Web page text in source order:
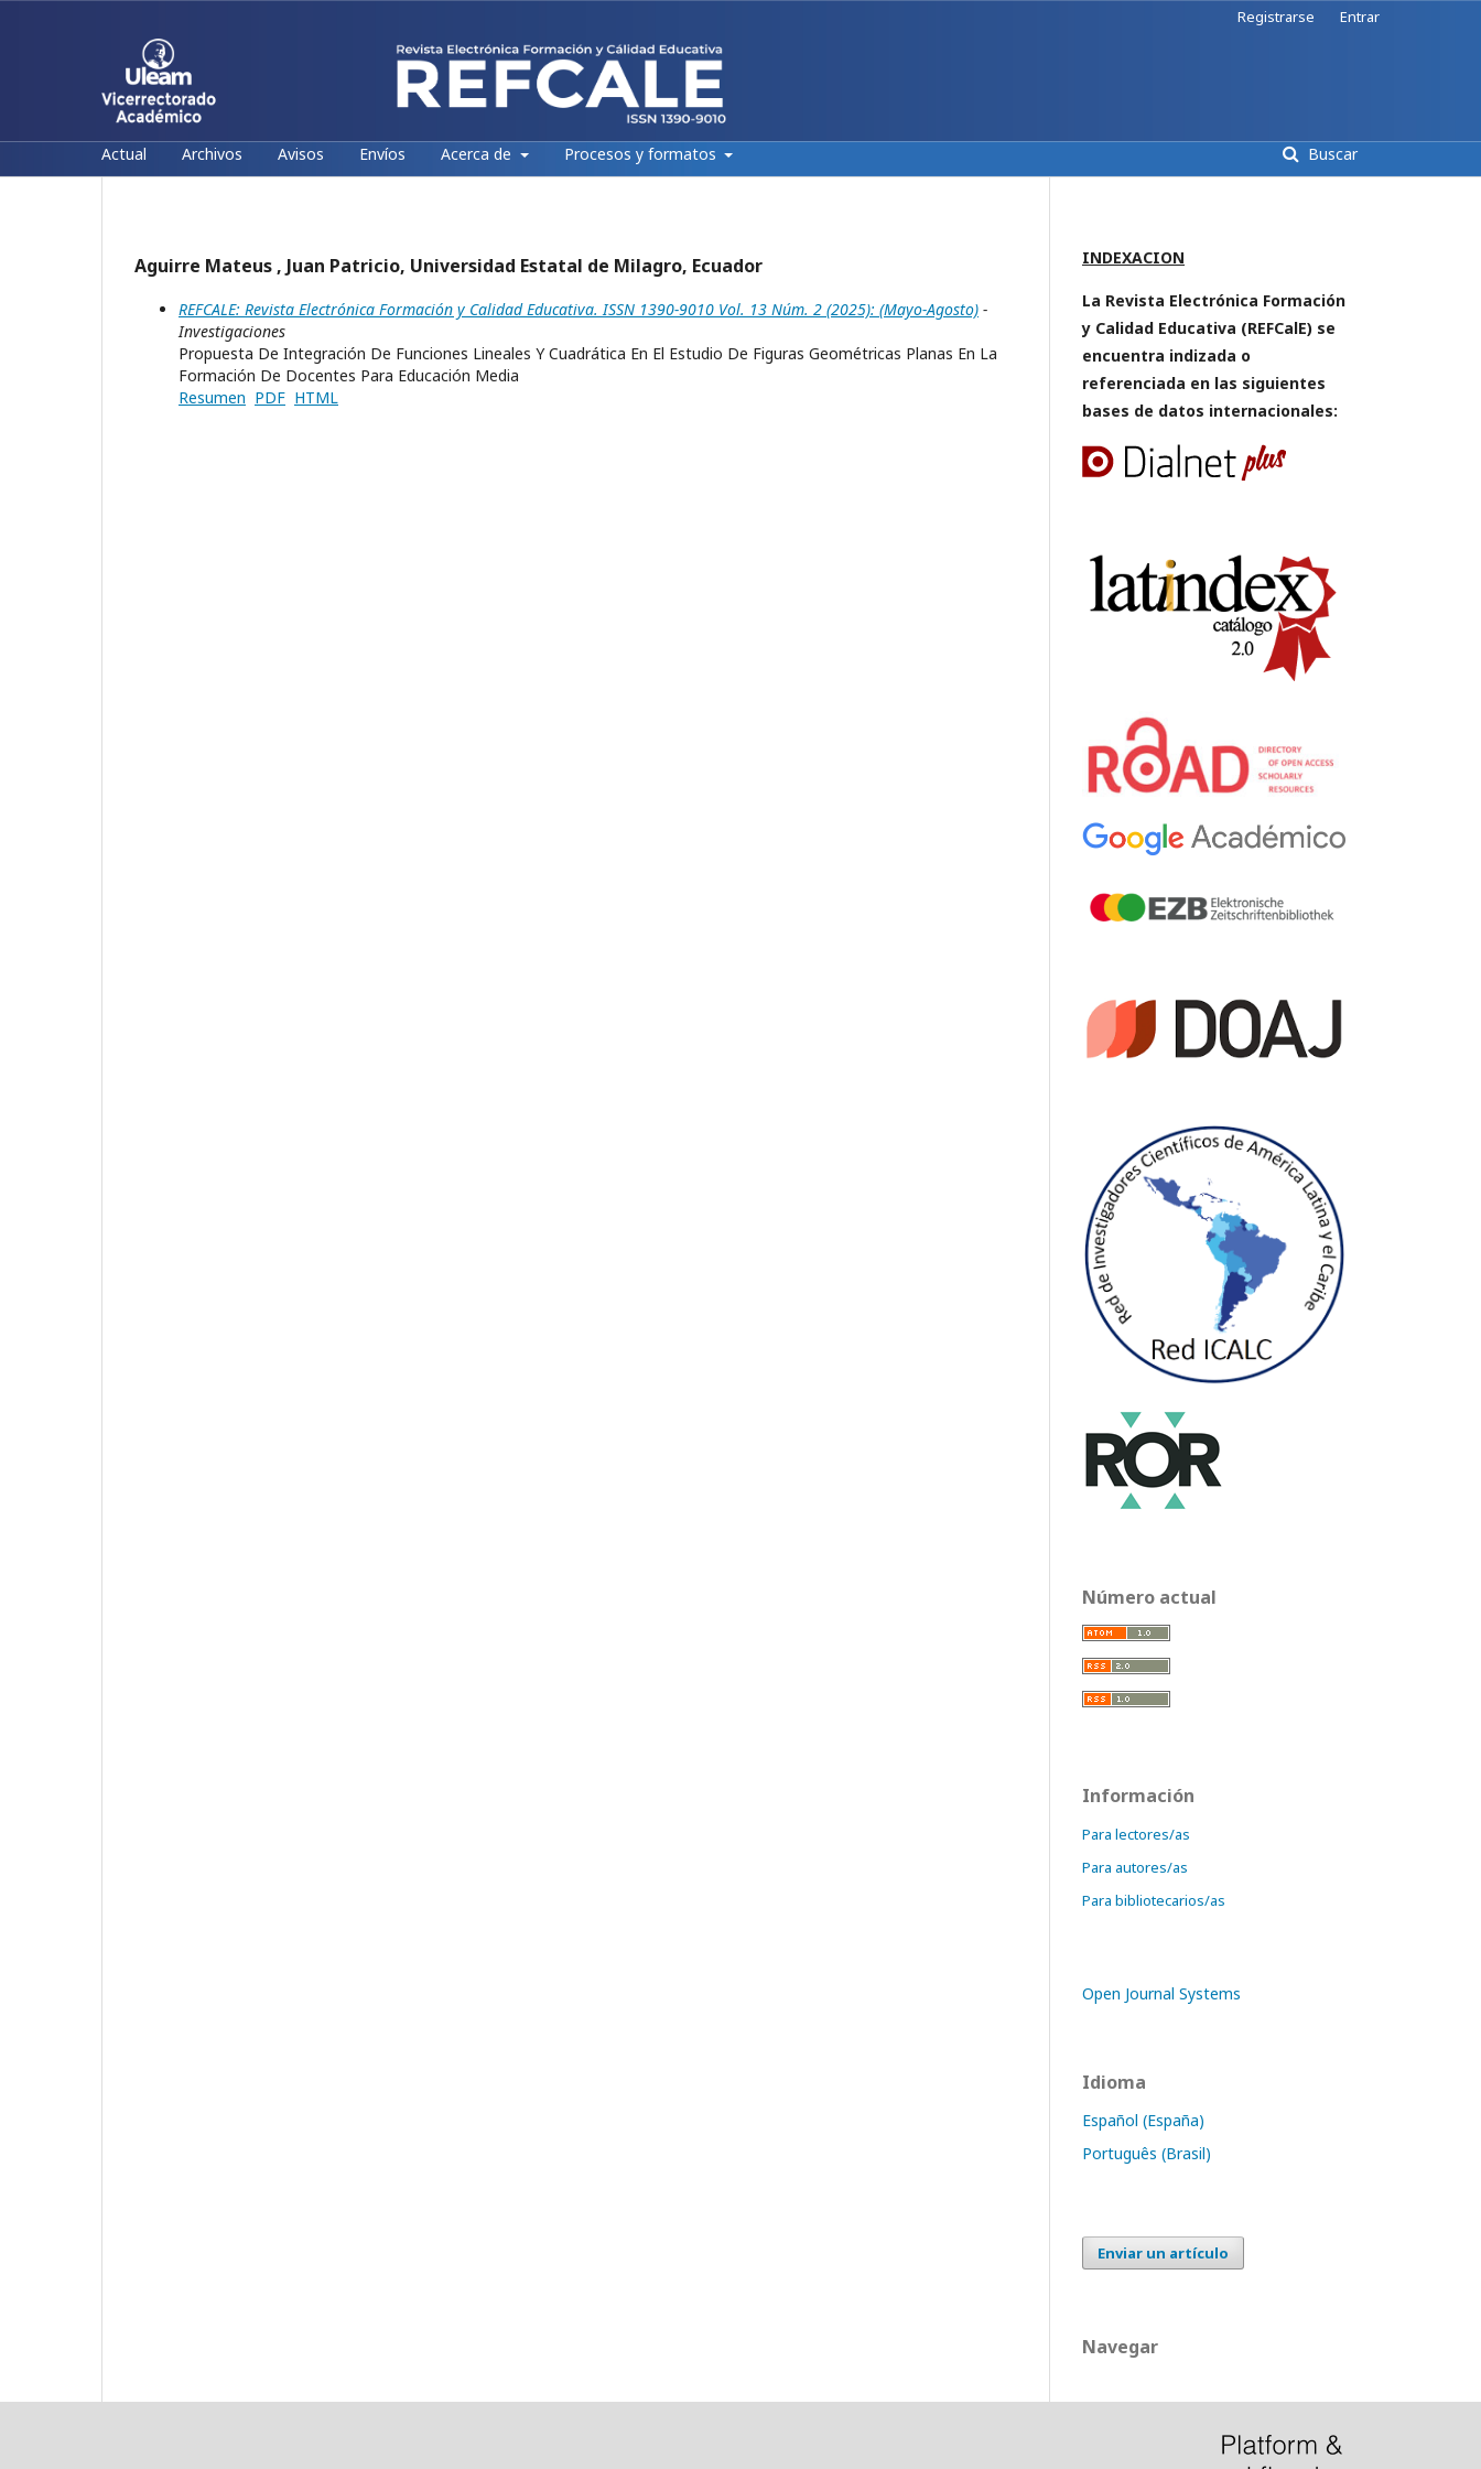
Actual Archivos Avisos Envíos Acerca de Procesos y formatos Buscar
Registrarse Entrar
Aguirre Mateus , Juan Patricio, Universidad Estatal de Milagro, Ecuador
REFCALE: Revista Electrónica Formación y Calidad Educativa. ISSN 1390-9010 Vol. 13 Núm. 2 (2025): (Mayo-Agosto) -
Investigaciones
Propuesta De Integración De Funciones Lineales Y Cuadrática En El Estudio De Figuras Geométricas Planas En La
Formación De Docentes Para Educación Media
Resumen PDF HTML
INDEXACION
La Revista Electrónica Formación
y Calidad Educativa (REFCalE) se
encuentra indizada o
referenciada en las siguientes
bases de datos internacionales:
Número actual
Información
Para lectores/as
Para autores/as
Para bibliotecarios/as
Open Journal Systems
Idioma
Español (España)
Português (Brasil)
Enviar un artículo
Navegar